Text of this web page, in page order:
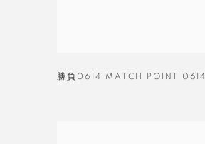
勝負0614 MATCH POINT 0614